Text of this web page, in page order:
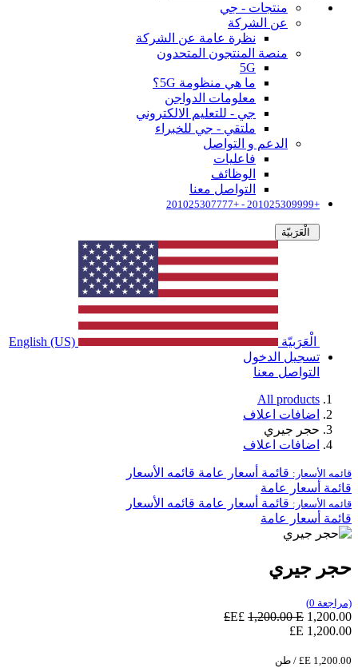
منتجات - جي
عن الشركة
نظرة عامة عن الشركة
منصة المنتجون المتحدون
5G
ما هي منظومة 5G؟
معلومات الدواجن
جي - للتعليم الالكتروني
ملتقي - جي للخبراء
الدعم و التواصل
فاعليات
الوظائف
التواصل معنا
+201025309999 - +201025307777
الْعَرَبيّة
الْعَرَبيّة
English (US)
تسجيل الدخول
التواصل معنا
All products
اضافات اعلاف
حجر جيري
اضافات اعلاف
قائمه الأسعار: قائمة أسعار عامة قائمه الأسعار
قائمة أسعار عامة
قائمه الأسعار: قائمة أسعار عامة قائمه الأسعار
قائمة أسعار عامة
حجر جيري
(مراجعة 0)
1,200.00
1,200.00E£
1,200.00
1,200.00
/ طن